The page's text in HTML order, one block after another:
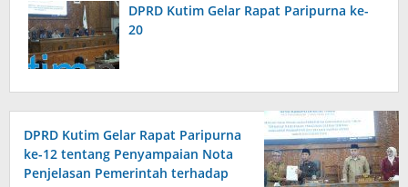
DPRD Kutim Gelar Rapat Paripurna ke-
20
DPRD Kutim Gelar Rapat Paripurna
ke-12 tentang Penyampaian Nota
Penjelasan Pemerintah terhadap